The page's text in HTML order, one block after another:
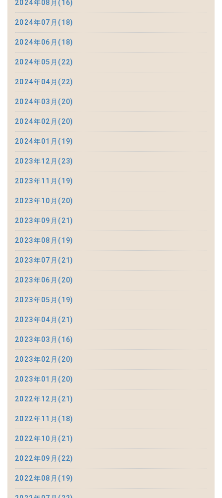
2024年08月(16)
2024年07月(18)
2024年06月(18)
2024年05月(22)
2024年04月(22)
2024年03月(20)
2024年02月(20)
2024年01月(19)
2023年12月(23)
2023年11月(19)
2023年10月(20)
2023年09月(21)
2023年08月(19)
2023年07月(21)
2023年06月(20)
2023年05月(19)
2023年04月(21)
2023年03月(16)
2023年02月(20)
2023年01月(20)
2022年12月(21)
2022年11月(18)
2022年10月(21)
2022年09月(22)
2022年08月(19)